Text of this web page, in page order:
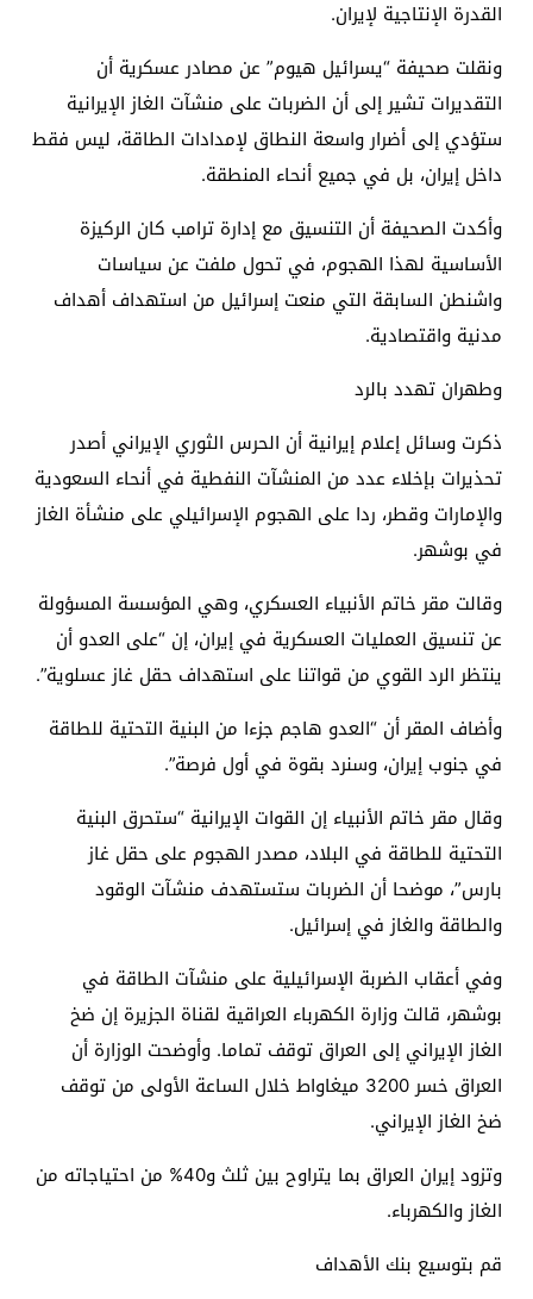
القدرة الإنتاجية لإيران.
ونقلت صحيفة “يسرائيل هيوم” عن مصادر عسكرية أن
التقديرات تشير إلى أن الضربات على منشآت الغاز الإيرانية
ستؤدي إلى أضرار واسعة النطاق لإمدادات الطاقة، ليس فقط
داخل إيران، بل في جميع أنحاء المنطقة.
وأكدت الصحيفة أن التنسيق مع إدارة ترامب كان الركيزة
الأساسية لهذا الهجوم، في تحول ملفت عن سياسات
واشنطن السابقة التي منعت إسرائيل من استهداف أهداف
مدنية واقتصادية.
وطهران تهدد بالرد
ذكرت وسائل إعلام إيرانية أن الحرس الثوري الإيراني أصدر
تحذيرات بإخلاء عدد من المنشآت النفطية في أنحاء السعودية
والإمارات وقطر، ردا على الهجوم الإسرائيلي على منشأة الغاز
في بوشهر.
وقالت مقر خاتم الأنبياء العسكري، وهي المؤسسة المسؤولة
عن تنسيق العمليات العسكرية في إيران، إن “على العدو أن
ينتظر الرد القوي من قواتنا على استهداف حقل غاز عسلوية”.
وأضاف المقر أن “العدو هاجم جزءا من البنية التحتية للطاقة
في جنوب إيران، وسنرد بقوة في أول فرصة”.
وقال مقر خاتم الأنبياء إن القوات الإيرانية “ستحرق البنية
التحتية للطاقة في البلاد، مصدر الهجوم على حقل غاز
بارس”، موضحا أن الضربات ستستهدف منشآت الوقود
والطاقة والغاز في إسرائيل.
وفي أعقاب الضربة الإسرائيلية على منشآت الطاقة في
بوشهر، قالت وزارة الكهرباء العراقية لقناة الجزيرة إن ضخ
الغاز الإيراني إلى العراق توقف تماما. وأوضحت الوزارة أن
العراق خسر 3200 ميغاواط خلال الساعة الأولى من توقف
ضخ الغاز الإيراني.
وتزود إيران العراق بما يتراوح بين ثلث و40% من احتياجاته من
الغاز والكهرباء.
قم بتوسيع بنك الأهداف